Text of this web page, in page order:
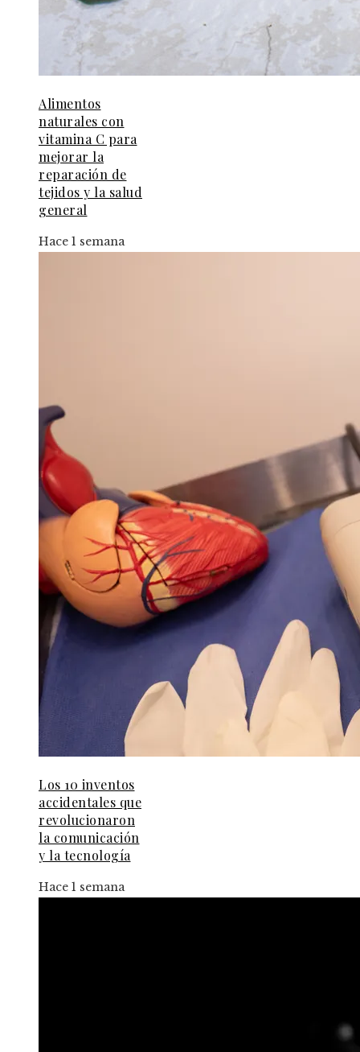
Alimentos
naturales con
vitamina C para
mejorar la
reparación de
tejidos y la salud
general
Hace 1 semana
Los 10 inventos
accidentales que
revolucionaron
la comunicación
y la tecnología
Hace 1 semana